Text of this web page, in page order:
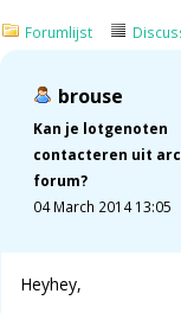
Forumlijst
brouse
Kan je lotgenoten
contacteren uit
forum?
04 March 2014 13:05
Heyhey,